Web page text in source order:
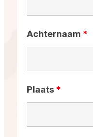
Achternaam *
Plaats *